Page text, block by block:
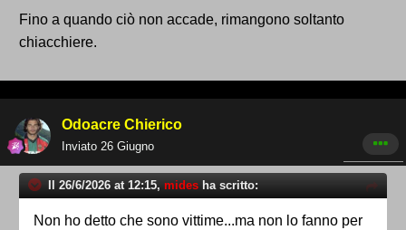
Fino a quando ciò non accade, rimangono soltanto
chiacchiere.
Odoacre Chierico
Inviato 26 Giugno
Il 26/6/2026 at 12:15, mides ha scritto:
Non ho detto che sono vittime...ma non lo fanno per